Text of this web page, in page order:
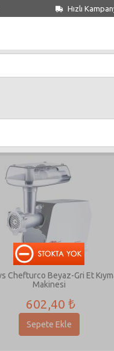
Hızlı
Chefturco Beyaz-Gri Et
Makinesi
602,40 ₺
Sepete Ekle